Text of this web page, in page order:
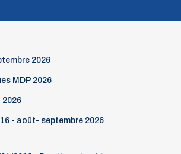
2026
MDP 2026
2026
- août- septembre 2026